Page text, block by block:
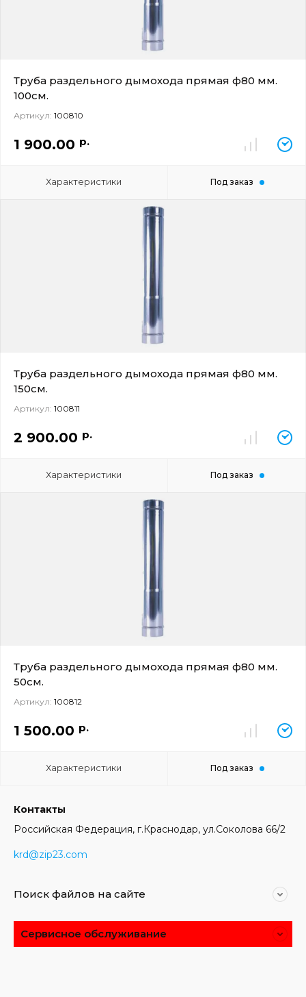
Труба раздельного дымохода прямая ф80 мм.
100см.
Артикул: 100810
1 900.00 р.
Характеристики Под заказ
Труба раздельного дымохода прямая ф80 мм.
150см.
Артикул: 100811
2 900.00 р.
Характеристики Под заказ
Труба раздельного дымохода прямая ф80 мм.
50см.
Артикул: 100812
1 500.00 р.
Характеристики Под заказ
Контакты
Российская Федерация, г.Краснодар, ул.Соколова 66/2
krd@zip23.com
Поиск файлов на сайте
Сервисное обслуживание